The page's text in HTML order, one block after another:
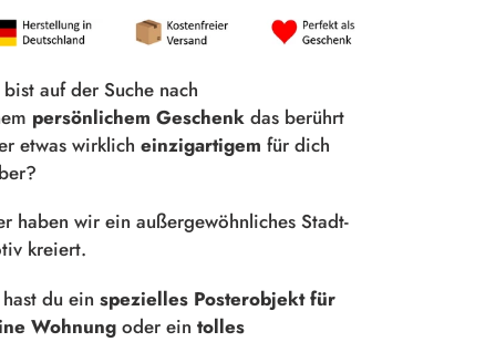
bist auf der Suche nach
persönlichem Geschenk das berührt
etwas wirklich einzigartigem für dich
haben wir ein außergewöhnliches Stadt-
kreiert.
du ein spezielles Posterobjekt für
Wohnungoder ein tolles